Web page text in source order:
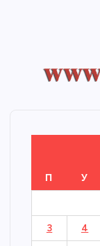
П У
3 4